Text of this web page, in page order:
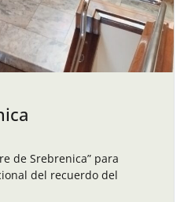
de Srebrenica” para
del recuerdo del